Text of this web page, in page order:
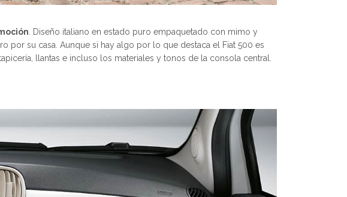
. Diseño italiano en estado puro empaquetado con mimo y
su casa. Aunque si hay algo por lo que destaca el Fiat 500 es
llantas e incluso los materiales y tonos de la consola central.